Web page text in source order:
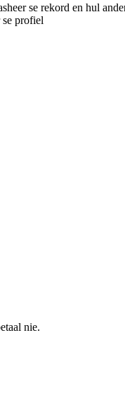
se rekord en hul
se profiel
nie.